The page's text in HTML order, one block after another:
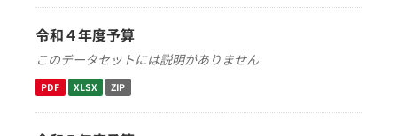
令和４年度予算
このデータセットには説明がありません
PDF XLSX ZIP